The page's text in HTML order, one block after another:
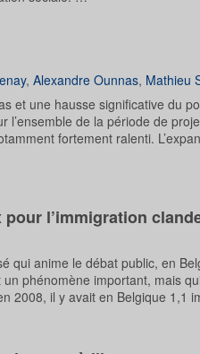
, Alexandre Ounnas, Mathieu
et une hausse significative du
de la période de
fortement ralenti.
l’immigration
anime le débat public, en
phénomène important, mais
2008, il y avait en Belgique 1,1